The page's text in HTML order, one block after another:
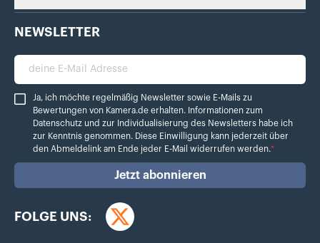
NEWSLETTER
deine E-Mail Adresse
Ja, ich möchte regelmäßig Newsletter sowie E-Mails zu Bewertungen von
Ja, ich möchte regelmäßig Newsletter sowie E-Mails zu
Bewertungen von Kamera.de erhalten. Informationen zum
Datenschutz und zur Individualisierung des Newsletters habe ich
zur Kenntnis genommen. Diese Einwilligung kann jederzeit über
den Abmeldelink am Ende jeder E-Mail widerrufen werden.*
Jetzt abonnieren
FOLGE UNS:
Twitter